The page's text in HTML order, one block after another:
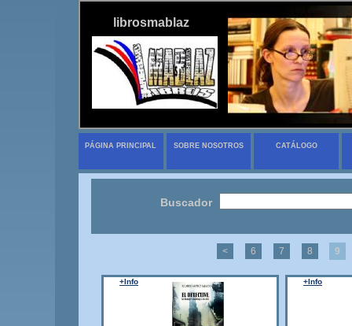
librosmablaz
PÁGINA PRINCIPAL SOBRE NOSOTROS CATÁLOGO
Buscador
< 6 7 8 9
+Info +Info